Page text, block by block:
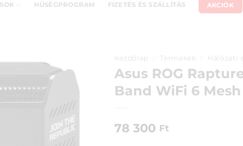
HŰSÉGPROGRAM FIZETÉS ÉS SZÁLLÍTÁS AKCIÓK
Kezdőlap Termékek Hálózati
Asus ROG
Band WiFi 6
78 300 Ft